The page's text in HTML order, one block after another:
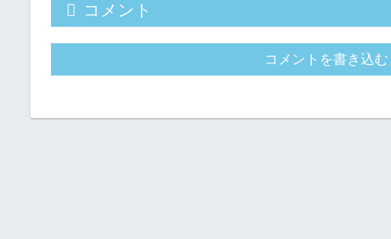
コメント
コメントを書き込む